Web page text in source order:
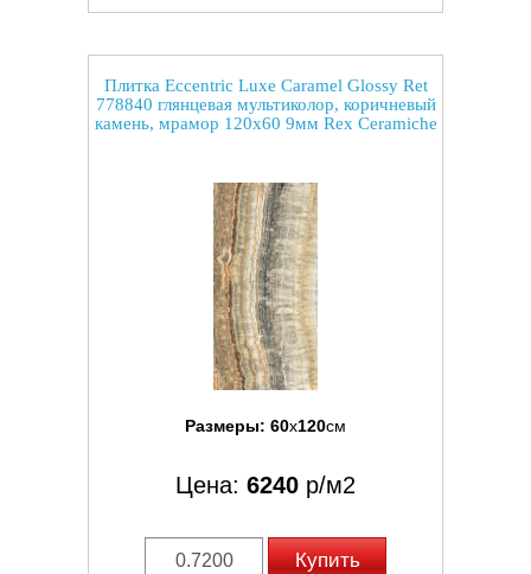
Плитка Eccentric Luxe Caramel Glossy Ret
778840 глянцевая мультиколор, коричневый
камень, мрамор 120x60 9мм Rex Ceramiche
Размеры: 60x120см
Цена: 6240 р/м2
Купить